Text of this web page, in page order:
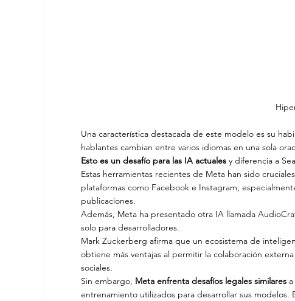
Una característica destacada de este modelo es su
hablantes cambian entre varios idiomas en una sola
Esto es un desafío para las IA actuales y diferencia a
Estas herramientas recientes de Meta han sido
plataformas como Facebook e Instagram,
publicaciones.
Además, Meta ha presentado otra IA llamada
solo para desarrolladores.
Mark Zuckerberg afirma que un ecosistema de
obtiene más ventajas al permitir la colaboración
sociales.
Sin embargo, Meta enfrenta desafíos legales similares
entrenamiento utilizados para desarrollar sus modelos.